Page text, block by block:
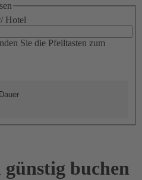
Hotel
Sie die Pfeiltasten zum
günstig buchen